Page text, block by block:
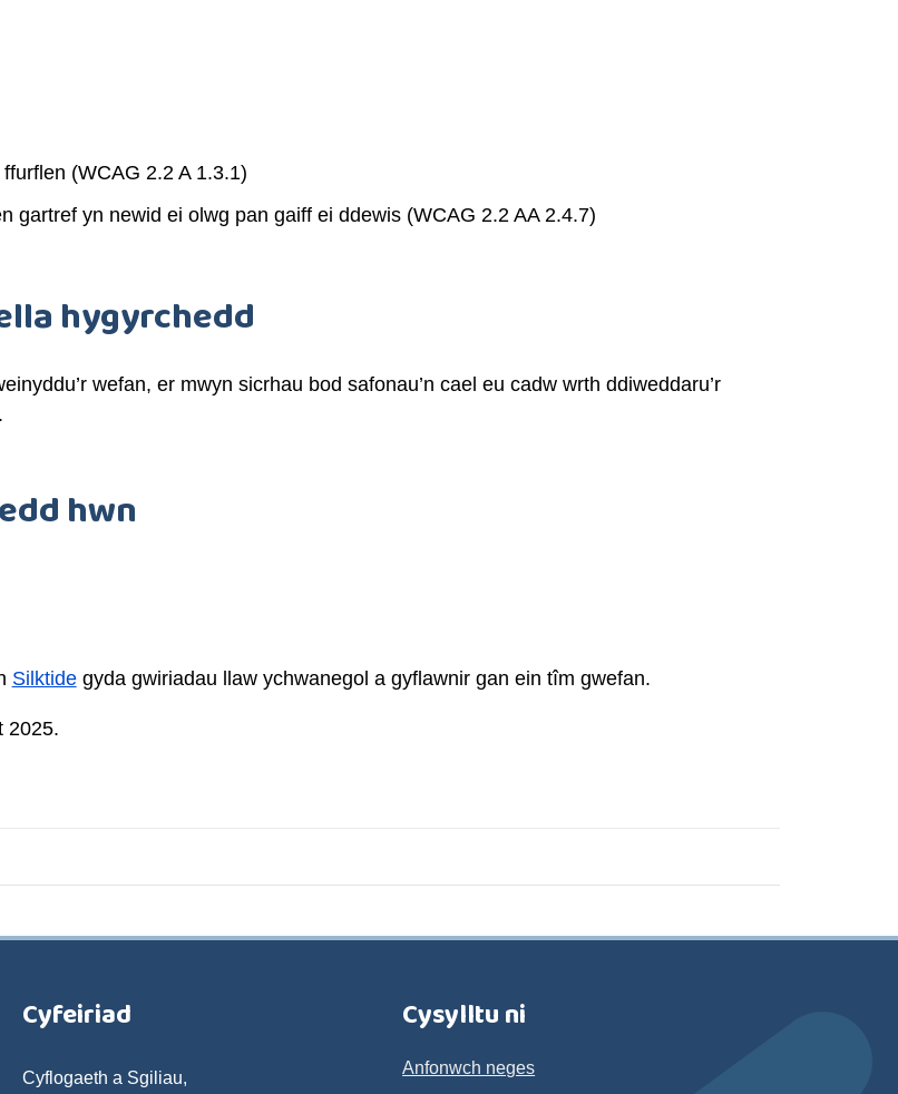
(WCAG 2.2 A 1.3.1)
gartref yn newid ei olwg pan gaiff ei ddewis (WCAG 2.2 AA 2.4.7)
hygyrchedd
wefan, er mwyn sicrhau bod safonau’n cael eu cadw wrth ddiweddaru’r
hwn
Silktidegyda gwiriadau llaw ychwanegol a gyflawnir gan ein tîm gwefan.
2025.
Cyfeiriad
Cyflogaeth a Sgiliau,
Cysylltu ni
Anfonwch neges